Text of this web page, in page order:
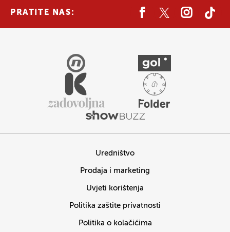
PRATITE NAS:
Uredništvo
Prodaja i marketing
Uvjeti korištenja
Politika zaštite privatnosti
Politika o kolačićima